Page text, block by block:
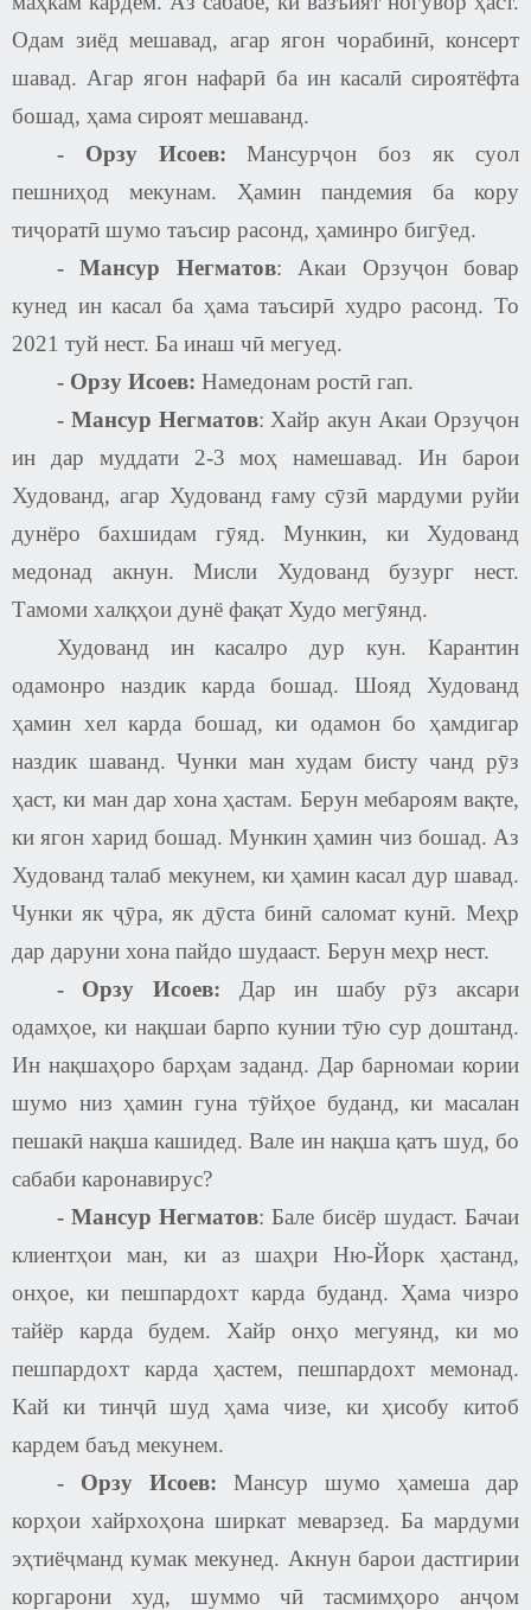
Одам зиёд мешавад, агар ягон чорабинӣ, консерт
шавад. Агар ягон нафарӣ ба ин касалӣ сироятёфта
бошад, ҳама сироят мешаванд.
-
Орзу Исоев: Мансурҷон боз як суол
пешниҳод мекунам. Ҳамин пандемия ба кору
тиҷоратӣ шумо таъсир расонд, ҳаминро бигӯед.
-Мансур Негматов: Акаи Орзуҷон бовар
кунед ин касал ба ҳама таъсирӣ худро расонд. То
2021 туй нест. Ба инаш чӣ мегуед.
- Орзу Исоев: Намедонам ростӣ гап.
- Мансур Негматов: Хайр акун Акаи Орзуҷон
ин дар муддати 2-3 моҳ намешавад. Ин барои
Худованд, агар Худованд ғаму сӯзӣ мардуми руйи
дунёро бахшидам гӯяд. Мункин, ки Худованд
медонад акнун. Мисли Худованд бузург нест.
Тамоми халқҳои дунё фақат Худо мегӯянд.
Худованд ин касалро дур кун. Карантин
одамонро наздик карда бошад. Шояд Худованд
ҳамин хел карда бошад, ки одамон бо ҳамдигар
наздик шаванд. Чунки ман худам бисту чанд рӯз
ҳаст, ки ман дар хона ҳастам. Берун мебароям вақте,
ки ягон харид бошад. Мункин ҳамин чиз бошад. Аз
Худованд талаб мекунем, ки ҳамин касал дур шавад.
Чунки як ҷӯра, як дӯста бинӣ саломат кунӣ. Меҳр
дар даруни хона пайдо шудааст. Берун меҳр нест.
-
Орзу Исоев: Дар ин шабу рӯз аксари
одамҳое, ки нақшаи барпо кунии тӯю сур доштанд.
Ин нақшаҳоро барҳам заданд. Дар барномаи кории
шумо низ ҳамин гуна тӯйҳое буданд, ки масалан
пешакӣ нақша кашидед. Вале ин нақша қатъ шуд, бо
сабаби каронавирус?
- Мансур Негматов: Бале бисёр шудаст. Бачаи
клиентҳои ман, ки аз шаҳри Ню-Йорк ҳастанд,
онҳое, ки пешпардохт карда буданд. Ҳама чизро
тайёр карда будем. Хайр онҳо мегуянд, ки мо
пешпардохт карда ҳастем, пешпардохт мемонад.
Кай ки тинҷӣ шуд ҳама чизе, ки ҳисобу китоб
кардем баъд мекунем.
-
Орзу Исоев: Мансур шумо ҳамеша дар
корҳои хайрхоҳона ширкат меварзед. Ба мардуми
эҳтиёҷманд кумак мекунед. Акнун барои дастгирии
коргарони худ, шуммо чӣ тасмимҳоро анҷом